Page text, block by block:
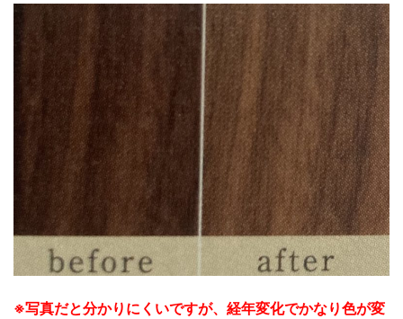
※写真だと分かりにくいですが、経年変化でかなり色が変